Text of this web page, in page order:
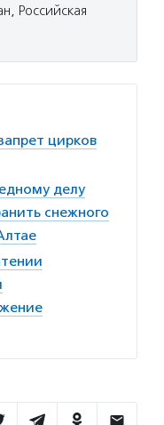
Российская
цирков
делу
снежного